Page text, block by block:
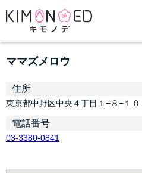
ママズメロウ
住所
東京都中野区中央４丁目１−８−１０
電話番号
03-3380-0841